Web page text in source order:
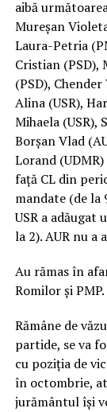
aibă
Mureșan
Laura-Petria
Cristian (PSD),
(PSD),
Alina (USR),
Mihaela (USR),
Borșan Vlad
Lorand
față CL din
mandate (de la
USR a adăugat
la 2). AUR nu
Au rămas în
Romilor și PMP.
Rămâne de
partide, se va
cu poziția de
în octombrie,
jurământul își